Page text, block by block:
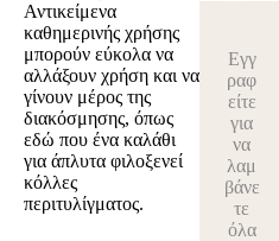
Αντικείμενα
καθημερινής χρήσης
μπορούν εύκολα να
αλλάξουν χρήση και να
γίνουν μέρος της
διακόσμησης, όπως
εδώ που ένα καλάθι
για άπλυτα φιλοξενεί
κόλλες
περιτυλίγματος.
Εγγ
ραφ
είτε
για
να
λαμ
βάνε
τε
όλα